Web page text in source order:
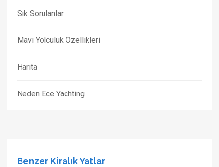
Sık Sorulanlar
Mavi Yolculuk Özellikleri
Harita
Neden Ece Yachting
Benzer Kiralık Yatlar